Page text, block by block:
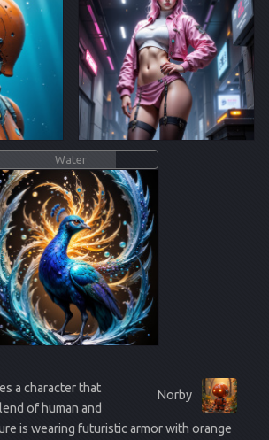
Water
Norby
a character that
of human and
is wearing futuristic armor with orange